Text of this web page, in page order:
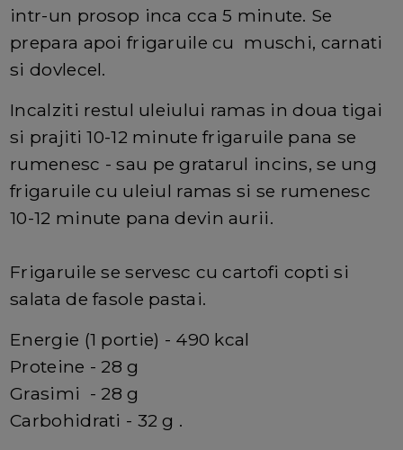
intr-un prosop inca cca 5 minute. Se
prepara apoi frigaruile cu muschi, carnati
si dovlecel.
Incalziti restul uleiului ramas in doua tigai
si prajiti 10-12 minute frigaruile pana se
rumenesc - sau pe gratarul incins, se ung
frigaruile cu uleiul ramas si se rumenesc
10-12 minute pana devin aurii.
Frigaruile se servesc cu cartofi copti si
salata de fasole pastai.
Energie (1 portie) - 490 kcal
Proteine - 28 g
Grasimi - 28 g
Carbohidrati - 32 g .